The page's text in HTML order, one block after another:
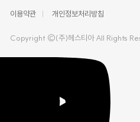
이용약관 개인정보처리방침
Copyright ©(주)헤스티아 All Rights